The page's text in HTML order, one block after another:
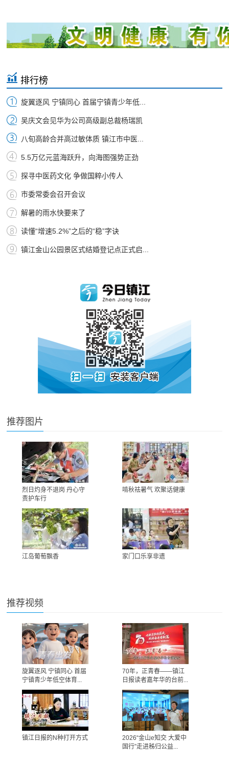
排行榜
旋翼逐风 宁镇同心 首届宁镇青少年低...
吴庆文会见华为公司高级副总裁杨瑞凯
八旬高龄合并高过敏体质 镇江市中医...
5.5万亿元蓝海跃升，向海图强势正劲
探寻中医药文化 争做国粹小传人
市委常委会召开会议
解暑的雨水快要来了
读懂“增速5.2%”之后的“稳”字诀
镇江金山公园景区式结婚登记点正式启...
推荐图片
烈日灼身不退岗 丹心守
责护车行
啃秋祛暑气 欢聚话健康
江岛葡萄飘香 家门口乐享非遗
推荐视频
旋翼逐风 宁镇同心 首届
宁镇青少年低空体育...
70年，正青春——镇江
日报读者嘉年华的台前...
镇江日报的N种打开方式
2026“金山e知交 大爱中
国行”走进秭归公益...